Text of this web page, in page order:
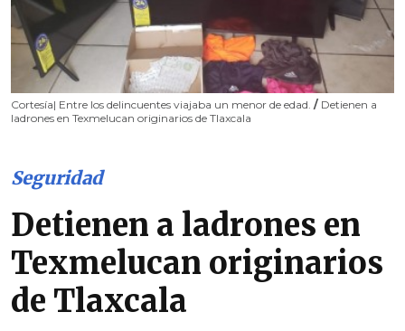
Cortesía| Entre los delincuentes viajaba un menor de edad. / Detienen a
ladrones en Texmelucan originarios de Tlaxcala
Seguridad
Detienen a ladrones en
Texmelucan originarios
de Tlaxcala